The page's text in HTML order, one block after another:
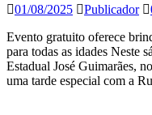
01/08/2025 Publicador
Evento gratuito oferece
para todas as idades Neste
Estadual José Guimarães,
uma tarde especial com a